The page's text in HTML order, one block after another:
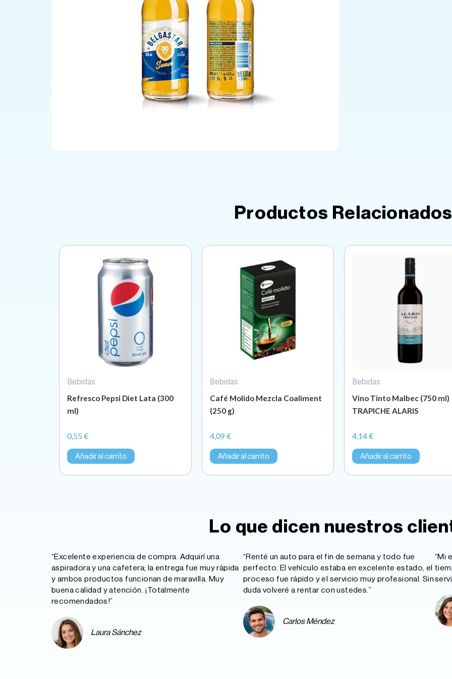
Productos
Bebidas
Refresco Pepsi Diet Lata (300
ml)
0,55 €
Añadir al carrito
Bebidas
Café Molido Mezcla Coaliment
(250 g)
4,09 €
Añadir al carrito
Bebidas
Vino Tinto Malbec (750 ml)
TRAPICHE ALARIS
4,14€
Añadir al carrito
Lo que dicen nuestros
“Excelente experiencia de compra. Adquirí una
aspiradora y una cafetera; la entrega fue muy rápida
y ambos productos funcionan de maravilla. Muy
buena calidad y atención. ¡Totalmente
recomendados!”
Laura Sánchez
“Renté un auto para el fin de semana y todo fue
perfecto. El vehículo estaba en excelente estado, el
proceso fue rápido y el servicio muy profesional. Sin
duda volveré a rentar con ustedes.”
Carlos Méndez
“Mi